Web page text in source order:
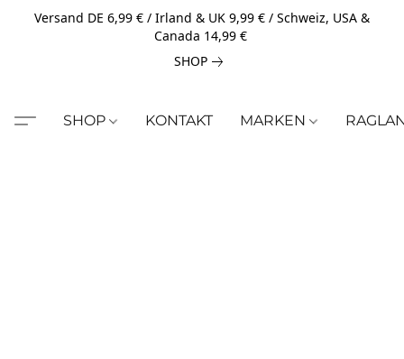
Versand DE 6,99 € / Irland & UK 9,99 € / Schweiz, USA &
Canada 14,99 €
SHOP
SHOP KONTAKT MARKEN